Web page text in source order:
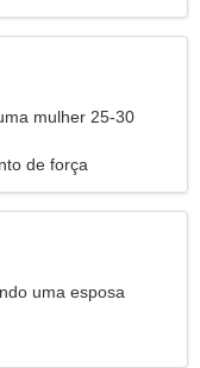
mulher 25-30
de força
uma esposa